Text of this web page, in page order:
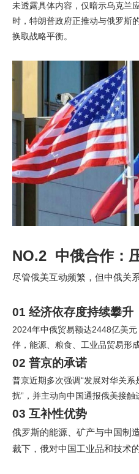
未透露具体内容，仅暗示乌克兰
时，特朗普政府正推动与俄罗斯
换取战略平衡。
NO.2 中俄合作：
尽管俄美互动频繁，但中俄关
01 经济依存度持续攀升
2024年中俄贸易额达2448亿美
伴，能源、粮食、工业品贸易形
02 普京的承诺
普京近期多次强调“发展对华关
扰”，并主动向中国通报俄美接触
03 互补性优势
俄罗斯的能源、矿产与中国制
裁下，俄对中国工业品和技术